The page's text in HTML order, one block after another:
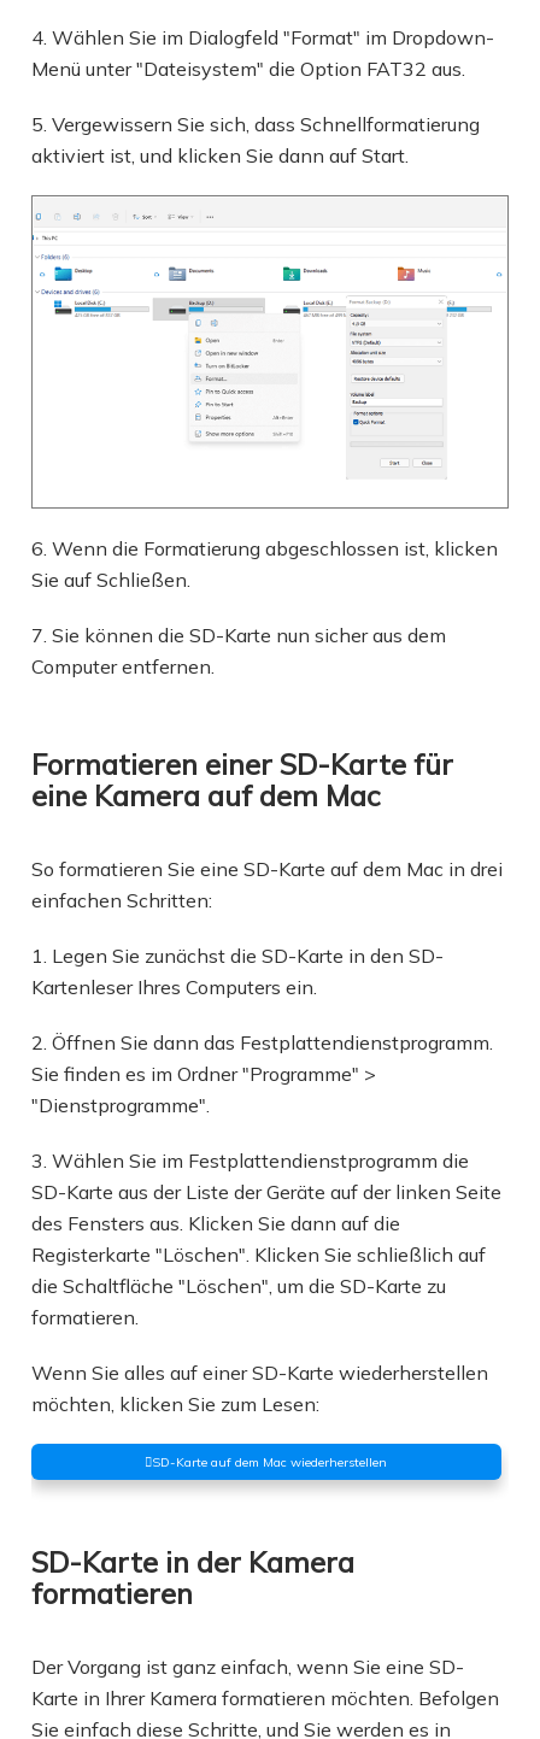
4. Wählen Sie im Dialogfeld "Format" im Dropdown-
Menü unter "Dateisystem" die Option FAT32 aus.
5. Vergewissern Sie sich, dass Schnellformatierung
aktiviert ist, und klicken Sie dann auf Start.
6. Wenn die Formatierung abgeschlossen ist, klicken
Sie auf Schließen.
7. Sie können die SD-Karte nun sicher aus dem
Computer entfernen.
Formatieren einer SD-Karte für
eine Kamera auf dem Mac
So formatieren Sie eine SD-Karte auf dem Mac in drei
einfachen Schritten:
1. Legen Sie zunächst die SD-Karte in den SD-
Kartenleser Ihres Computers ein.
2. Öffnen Sie dann das Festplattendienstprogramm.
Sie finden es im Ordner "Programme" >
"Dienstprogramme".
3. Wählen Sie im Festplattendienstprogramm die
SD-Karte aus der Liste der Geräte auf der linken Seite
des Fensters aus. Klicken Sie dann auf die
Registerkarte "Löschen". Klicken Sie schließlich auf
die Schaltfläche "Löschen", um die SD-Karte zu
formatieren.
Wenn Sie alles auf einer SD-Karte wiederherstellen
möchten, klicken Sie zum Lesen:
SD-Karte auf dem Mac wiederherstellen
SD-Karte in der Kamera
formatieren
Der Vorgang ist ganz einfach, wenn Sie eine SD-
Karte in Ihrer Kamera formatieren möchten. Befolgen
Sie einfach diese Schritte, und Sie werden es in